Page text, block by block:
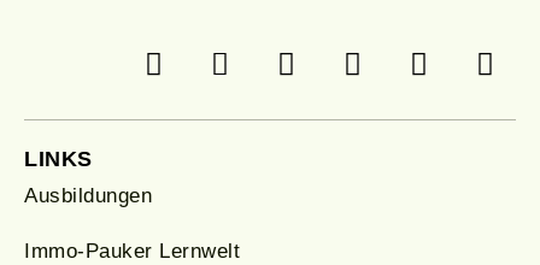
LINKS
Ausbildungen
Immo-Pauker Lernwelt